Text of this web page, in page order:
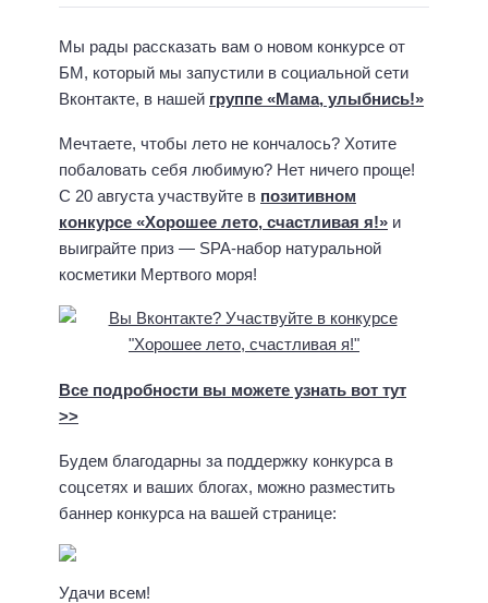
Мы рады рассказать вам о новом конкурсе от
БМ, который мы запустили в социальной сети
Вконтакте, в нашей группе «Мама, улыбнись!»
Мечтаете, чтобы лето не кончалось? Хотите
побаловать себя любимую? Нет ничего проще!
С 20 августа участвуйте в позитивном
конкурсе «Хорошее лето, счастливая я!» и
выиграйте приз — SPA-набор натуральной
косметики Мертвого моря!
Все подробности вы можете узнать вот тут
>>
Будем благодарны за поддержку конкурса в
соцсетях и ваших блогах, можно разместить
баннер конкурса на вашей странице:
Удачи всем!